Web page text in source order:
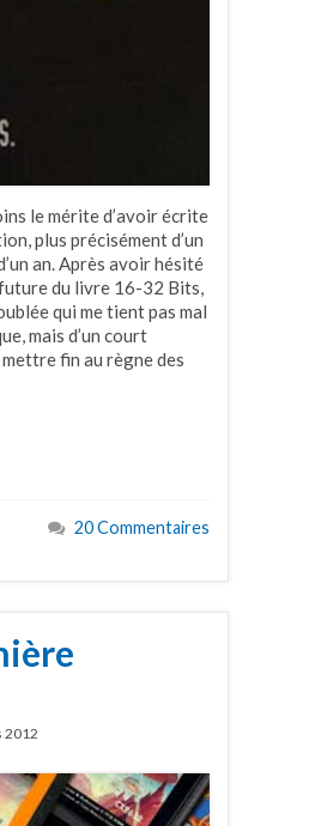
le mérite d’avoir écrite
plus précisément d’un
an. Après avoir hésité
future du livre 16-32 Bits,
qui me tient pas mal
mais d’un court
fin au règne des
20 Commentaires
2012